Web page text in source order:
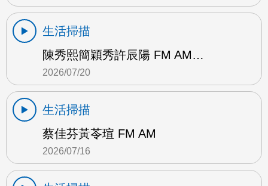
生活掃描
陳秀熙簡穎秀許辰陽 FM AM…
2026/07/20
生活掃描
蔡佳芬黃苓瑄 FM AM
2026/07/16